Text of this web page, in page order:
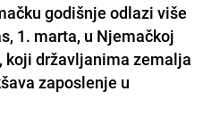
godišnje odlazi više
1. marta, u Njemačkoj
koji državljanima zemalja
zaposlenje u